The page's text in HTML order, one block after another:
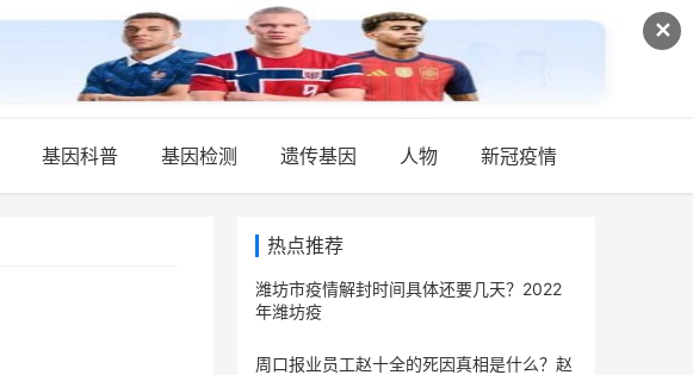
✕
基因科普 基因检测 遗传基因 人物 新冠疫情
热点推荐
潍坊市疫情解封时间具体还要几天？2022
年潍坊疫
周口报业员工赵十全的死因真相是什么？赵